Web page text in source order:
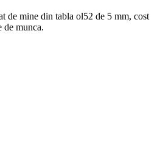
de mine din tabla ol52 de 5 mm, cost
de munca.